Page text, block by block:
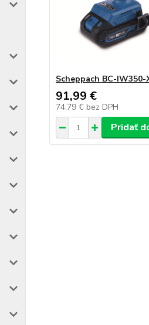
Scheppach BC-IW350-
91,99 €
74,79 € bez DPH
Pridať